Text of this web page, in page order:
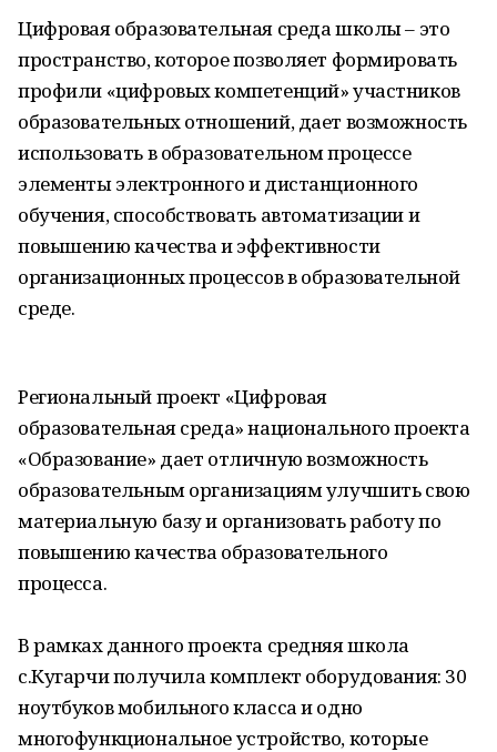
Цифровая образовательная среда школы – это
пространство, которое позволяет формировать
профили «цифровых компетенций» участников
образовательных отношений, дает возможность
использовать в образовательном процессе
элементы электронного и дистанционного
обучения, способствовать автоматизации и
повышению качества и эффективности
организационных процессов в образовательной
среде.
Региональный проект «Цифровая
образовательная среда» национального проекта
«Образование» дает отличную возможность
образовательным организациям улучшить свою
материальную базу и организовать работу по
повышению качества образовательного
процесса.
В рамках данного проекта средняя школа
с.Кугарчи получила комплект оборудования: 30
ноутбуков мобильного класса и одно
многофункциональное устройство, которые